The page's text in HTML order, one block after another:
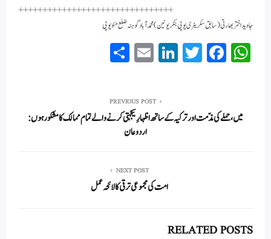
++++++++++++++++++++++++++++++++
جاوید اختر بھارتی (سابق سکریٹری یو پی بنکر یونین) محمدآباد گوہنہ ضلع مئو یو پی
W
ha
A
pp
Fa
ce
ok
T
wi
r
Li
nk
In
E
m
PREVIOUS POST
میں، حملے کی مذّمت اور ترکیہ کے ساتھ اظہارِ یکجہتی کرنے والے تمام ممالک کا مشکور ہوں:
اردوعان
NEXT POST
امت کی مجموعی ترقی کا لائحہ عمل
RELATED POSTS